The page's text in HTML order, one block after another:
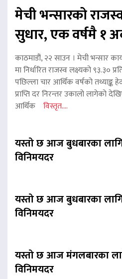
मेची भन्सारको
सुधार, एक वर्षमै १
काठमाडौं, २२ साउन । मेची भन्सार
मा निर्धारित राजस्व लक्ष्यको ९३.३०
पछिल्ला चार आर्थिक वर्षको तथ्याङ्क
प्राप्ति दर निरन्तर उकालो लागेको
आर्थिक विस्तृत....
यस्तो छ आज बुधबारका लागि
विनिमयदर
यस्तो छ आज बुधबारका लागि
विनिमयदर
यस्तो छ आज मंगलबारका
विनिमयदर